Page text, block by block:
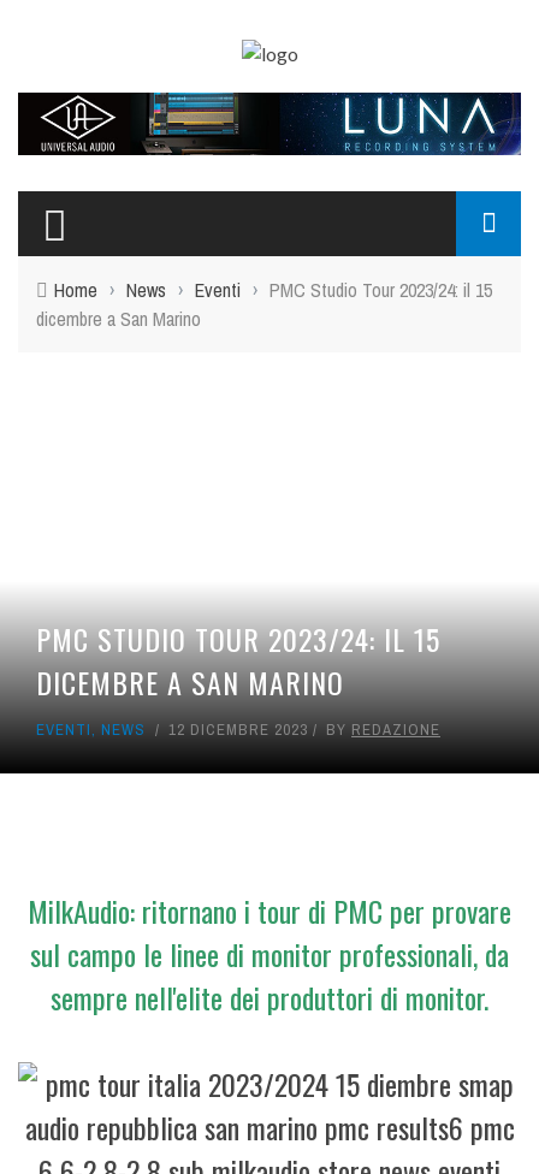
Home › News › Eventi › PMC Studio Tour 2023/24: il 15
dicembre a San Marino
PMC STUDIO TOUR 2023/24: IL 15
DICEMBRE A SAN MARINO
EVENTI, NEWS 12 DICEMBRE 2023 BY REDAZIONE
MilkAudio: ritornano i tour di PMC per provare
sul campo le linee di monitor professionali, da
sempre nell'elite dei produttori di monitor.